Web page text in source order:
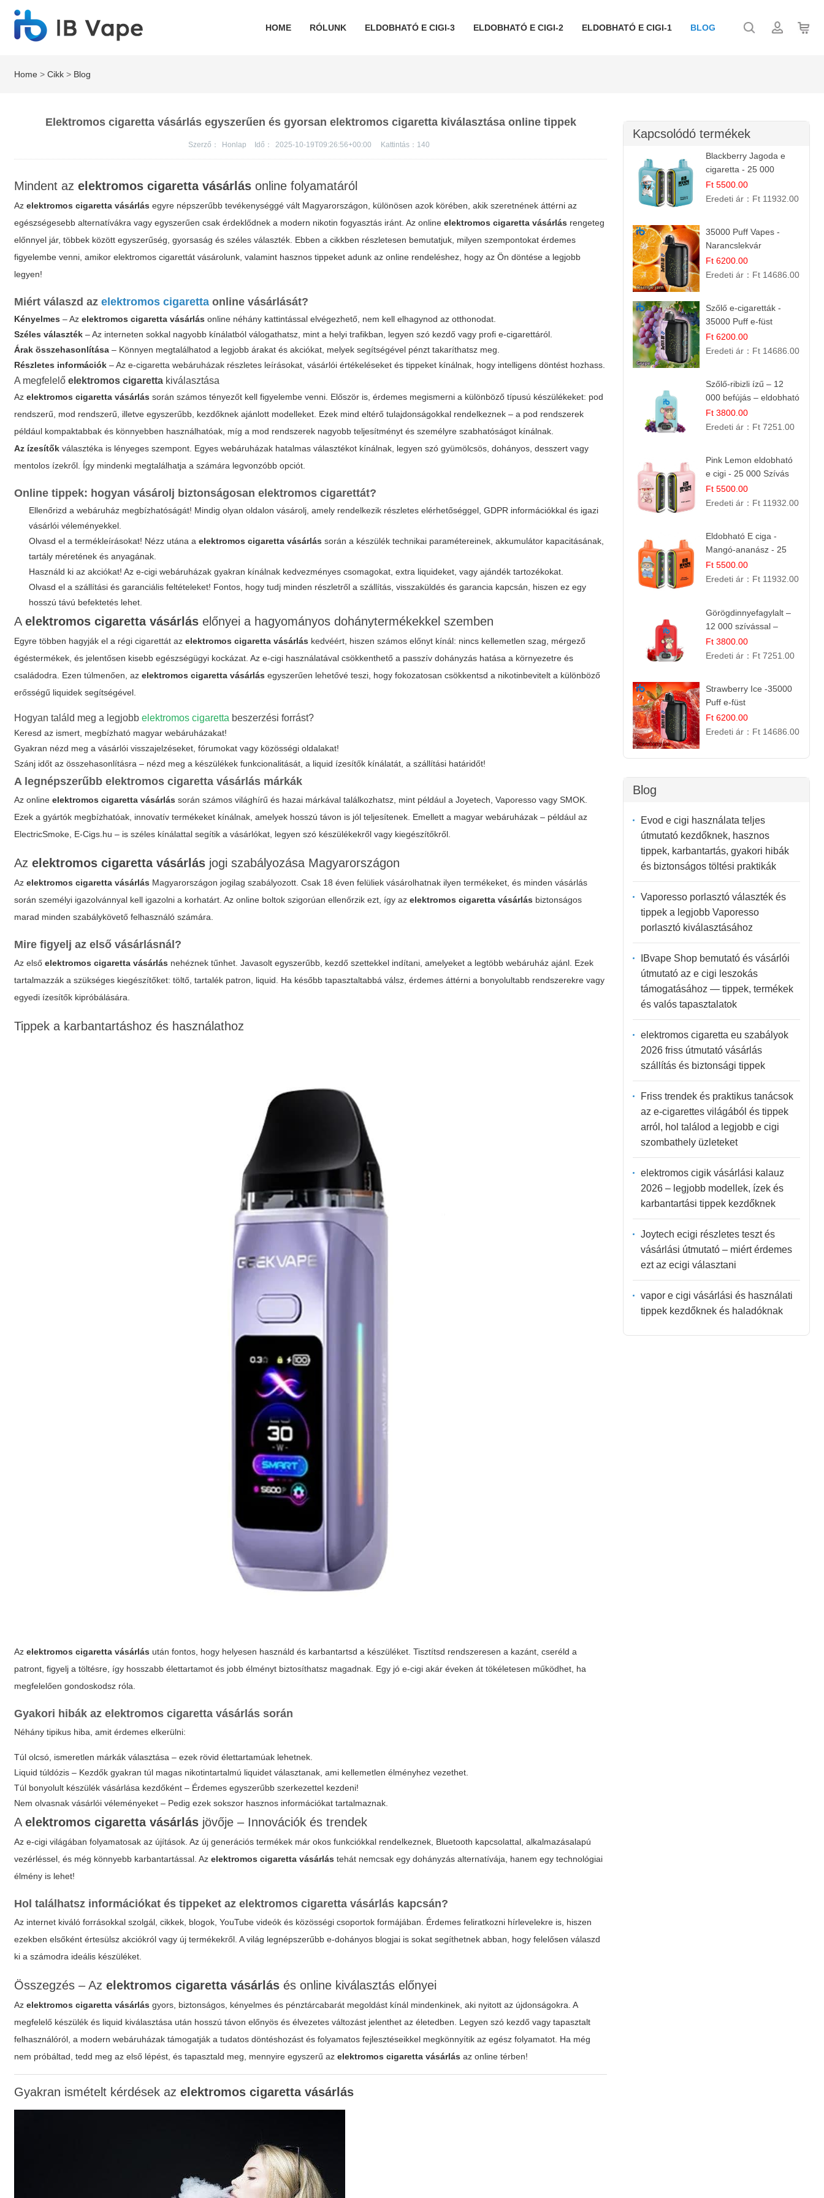
HOME RÓLUNK ELDOBHATÓ E CIGI-3 ELDOBHATÓ E CIGI-2 ELDOBHATÓ E CIGI-1 BLOG
Home >Cikk > Blog
Elektromos cigaretta vásárlás egyszerűen és gyorsan elektromos cigaretta kiválasztása online tippek
Szerző： Honlap Idő： 2025-10-19T09:26:56+00:00 Kattintás： 140
Mindent azelektromos cigaretta vásárlás online folyamatáról
Azelektromos cigaretta vásárlás egyre népszerűbb tevékenységgé vált Magyarországon, különösen azok körében, akik szeretnének áttérni az
egészségesebb alternatívákra vagy egyszerűen csak érdeklődnek a modern nikotin fogyasztás iránt. Az onlineelektromos cigaretta vásárlás rengeteg
előnnyel jár, többek között egyszerűség, gyorsaság és széles választék. Ebben a cikkben részletesen bemutatjuk, milyen szempontokat érdemes
figyelembe venni, amikor elektromos cigarettát vásárolunk, valamint hasznos tippeket adunk az online rendeléshez, hogy az Ön döntése a legjobb
legyen!
Miért válaszd azelektromos cigaretta online vásárlását?
Kényelmes – Azelektromos cigaretta vásárlás online néhány kattintással elvégezhető, nem kell elhagynod az otthonodat.
Széles választék – Az interneten sokkal nagyobb kínálatból válogathatsz, mint a helyi trafikban, legyen szó kezdő vagy profi e-cigarettáról.
Árak összehasonlítása – Könnyen megtalálhatod a legjobb árakat és akciókat, melyek segítségével pénzt takaríthatsz meg.
Részletes információk – Az e-cigaretta webáruházak részletes leírásokat, vásárlói értékeléseket és tippeket kínálnak, hogy intelligens döntést hozhass.
A megfelelőelektromos cigaretta kiválasztása
Azelektromos cigaretta vásárlás során számos tényezőt kell figyelembe venni. Először is, érdemes megismerni a különböző típusú készülékeket: pod
rendszerű, mod rendszerű, illetve egyszerűbb, kezdőknek ajánlott modelleket. Ezek mind eltérő tulajdonságokkal rendelkeznek – a pod rendszerek
például kompaktabbak és könnyebben használhatóak, míg a mod rendszerek nagyobb teljesítményt és személyre szabhatóságot kínálnak.
Az ízesítők választéka is lényeges szempont. Egyes webáruházak hatalmas választékot kínálnak, legyen szó gyümölcsös, dohányos, desszert vagy
mentolos ízekről. Így mindenki megtalálhatja a számára legvonzóbb opciót.
Online tippek: hogyan vásárolj biztonságosanelektromos cigarettát?
Ellenőrizd a webáruház megbízhatóságát! Mindig olyan oldalon vásárolj, amely rendelkezik részletes elérhetőséggel, GDPR információkkal és igazi
vásárlói véleményekkel.
Olvasd el a termékleírásokat! Nézz utána aelektromos cigaretta vásárlás során a készülék technikai paramétereinek, akkumulátor kapacitásának,
tartály méretének és anyagának.
Használd ki az akciókat! Az e-cigi webáruházak gyakran kínálnak kedvezményes csomagokat, extra liquideket, vagy ajándék tartozékokat.
Olvasd el a szállítási és garanciális feltételeket! Fontos, hogy tudj minden részletről a szállítás, visszaküldés és garancia kapcsán, hiszen ez egy
hosszú távú befektetés lehet.
Aelektromos cigaretta vásárlás előnyei a hagyományos dohánytermékekkel szemben
Egyre többen hagyják el a régi cigarettát azelektromos cigaretta vásárlás kedvéért, hiszen számos előnyt kínál: nincs kellemetlen szag, mérgező
égéstermékek, és jelentősen kisebb egészségügyi kockázat. Az e-cigi használatával csökkenthető a passzív dohányzás hatása a környezetre és
családodra. Ezen túlmenően, azelektromos cigaretta vásárlás egyszerűen lehetővé teszi, hogy fokozatosan csökkentsd a nikotinbevitelt a különböző
erősségű liquidek segítségével.
Hogyan találd meg a legjobbelektromos cigaretta beszerzési forrást?
Keresd az ismert, megbízható magyar webáruházakat!
Gyakran nézd meg a vásárlói visszajelzéseket, fórumokat vagy közösségi oldalakat!
Szánj időt az összehasonlításra – nézd meg a készülékek funkcionalitását, a liquid ízesítők kínálatát, a szállítási határidőt!
A legnépszerűbbelektromos cigaretta vásárlás márkák
Az onlineelektromos cigaretta vásárlás során számos világhírű és hazai márkával találkozhatsz, mint például a Joyetech, Vaporesso vagy SMOK.
Ezek a gyártók megbízhatóak, innovatív termékeket kínálnak, amelyek hosszú távon is jól teljesítenek. Emellett a magyar webáruházak – például az
ElectricSmoke, E-Cigs.hu – is széles kínálattal segítik a vásárlókat, legyen szó készülékekről vagy kiegészítőkről.
Azelektromos cigaretta vásárlás jogi szabályozása Magyarországon
Azelektromos cigaretta vásárlás Magyarországon jogilag szabályozott. Csak 18 éven felüliek vásárolhatnak ilyen termékeket, és minden vásárlás
során személyi igazolvánnyal kell igazolni a korhatárt. Az online boltok szigorúan ellenőrzik ezt, így azelektromos cigaretta vásárlás biztonságos
marad minden szabálykövető felhasználó számára.
Mire figyelj az első vásárlásnál?
Az elsőelektromos cigaretta vásárlás nehéznek tűnhet. Javasolt egyszerűbb, kezdő szettekkel indítani, amelyeket a legtöbb webáruház ajánl. Ezek
tartalmazzák a szükséges kiegészítőket: töltő, tartalék patron, liquid. Ha később tapasztaltabbá válsz, érdemes áttérni a bonyolultabb rendszerekre vagy
egyedi ízesítők kipróbálására.
Tippek a karbantartáshoz és használathoz
Azelektromos cigaretta vásárlás után fontos, hogy helyesen használd és karbantartsd a készüléket. Tisztítsd rendszeresen a kazánt, cseréld a
patront, figyelj a töltésre, így hosszabb élettartamot és jobb élményt biztosíthatsz magadnak. Egy jó e-cigi akár éveken át tökéletesen működhet, ha
megfelelően gondoskodsz róla.
Gyakori hibák azelektromos cigaretta vásárlás során
Néhány tipikus hiba, amit érdemes elkerülni:
Túl olcsó, ismeretlen márkák választása – ezek rövid élettartamúak lehetnek.
Liquid túldózis – Kezdők gyakran túl magas nikotintartalmú liquidet választanak, ami kellemetlen élményhez vezethet.
Túl bonyolult készülék vásárlása kezdőként – Érdemes egyszerűbb szerkezettel kezdeni!
Nem olvasnak vásárlói véleményeket – Pedig ezek sokszor hasznos információkat tartalmaznak.
Aelektromos cigaretta vásárlás jövője – Innovációk és trendek
Az e-cigi világában folyamatosak az újítások. Az új generációs termékek már okos funkciókkal rendelkeznek, Bluetooth kapcsolattal, alkalmazásalapú
vezérléssel, és még könnyebb karbantartással. Azelektromos cigaretta vásárlás tehát nemcsak egy dohányzás alternatívája, hanem egy technológiai
élmény is lehet!
Hol találhatsz információkat és tippeket azelektromos cigaretta vásárlás kapcsán?
Az internet kiváló forrásokkal szolgál, cikkek, blogok, YouTube videók és közösségi csoportok formájában. Érdemes feliratkozni hírlevelekre is, hiszen
ezekben elsőként értesülsz akciókról vagy új termékekről. A világ legnépszerűbb e-dohányos blogjai is sokat segíthetnek abban, hogy felelősen válaszd
ki a számodra ideális készüléket.
Összegzés – Azelektromos cigaretta vásárlás és online kiválasztás előnyei
Azelektromos cigaretta vásárlás gyors, biztonságos, kényelmes és pénztárcabarát megoldást kínál mindenkinek, aki nyitott az újdonságokra. A
megfelelő készülék és liquid kiválasztása után hosszú távon előnyös és élvezetes változást jelenthet az életedben. Legyen szó kezdő vagy tapasztalt
felhasználóról, a modern webáruházak támogatják a tudatos döntéshozást és folyamatos fejlesztéseikkel megkönnyítik az egész folyamatot. Ha még
nem próbáltad, tedd meg az első lépést, és tapasztald meg, mennyire egyszerű azelektromos cigaretta vásárlás az online térben!
Gyakran ismételt kérdések azelektromos cigaretta vásárlás
Kapcsolódó termékek
Blackberry Jagoda e
cigaretta - 25 000
szívás
Ft 5500.00
Eredeti ár： Ft 11932.00
35000 Puff Vapes -
Narancslekvár
Ft 6200.00
Eredeti ár： Ft 14686.00
Szőlő e-cigaretták -
35000 Puff e-füst
Ft 6200.00
Eredeti ár： Ft 14686.00
Szőlő-ribizli ízű – 12
000 befújás – eldobható
e cigi
Ft 3800.00
Eredeti ár： Ft 7251.00
Pink Lemon eldobható
e cigi - 25 000 Szívás
Ft 5500.00
Eredeti ár： Ft 11932.00
Eldobható E ciga -
Mangó-ananász - 25
000 befújás
Ft 5500.00
Eredeti ár： Ft 11932.00
Görögdinnyefagylalt –
12 000 szívással –
eldobható elektromos
cigi
Ft 3800.00
Eredeti ár： Ft 7251.00
Strawberry Ice -35000
Puff e-füst
Ft 6200.00
Eredeti ár： Ft 14686.00
Blog
Evod e cigi használata teljes
útmutató kezdőknek, hasznos
tippek, karbantartás, gyakori hibák
és biztonságos töltési praktikák
Vaporesso porlasztó választék és
tippek a legjobb Vaporesso
porlasztó kiválasztásához
IBvape Shop bemutató és vásárlói
útmutató az e cigi leszokás
támogatásához — tippek, termékek
és valós tapasztalatok
elektromos cigaretta eu szabályok
2026 friss útmutató vásárlás
szállítás és biztonsági tippek
Friss trendek és praktikus tanácsok
az e-cigarettes világából és tippek
arról, hol találod a legjobb e cigi
szombathely üzleteket
elektromos cigik vásárlási kalauz
2026 – legjobb modellek, ízek és
karbantartási tippek kezdőknek
Joytech ecigi részletes teszt és
vásárlási útmutató – miért érdemes
ezt az ecigi választani
vapor e cigi vásárlási és használati
tippek kezdőknek és haladóknak